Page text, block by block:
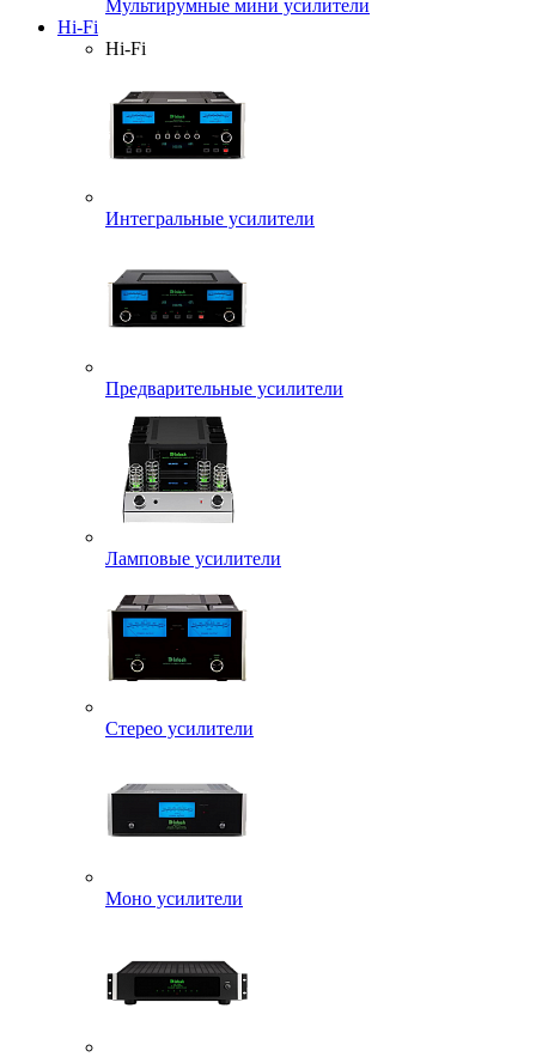
Мультирумные мини усилители
Hi-Fi
Hi-Fi
Интегральные усилители
Предварительные усилители
Ламповые усилители
Стерео усилители
Моно усилители